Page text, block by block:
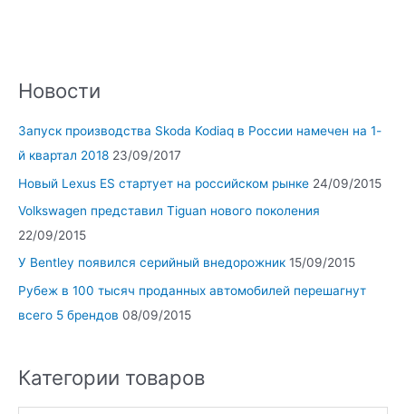
Новости
Запуск производства Skoda Kodiaq в России намечен на 1-
й квартал 2018 23/09/2017
Новый Lexus ES стартует на российском рынке 24/09/2015
Volkswagen представил Tiguan нового поколения
22/09/2015
У Bentley появился серийный внедорожник 15/09/2015
Рубеж в 100 тысяч проданных автомобилей перешагнут
всего 5 брендов 08/09/2015
Категории товаров